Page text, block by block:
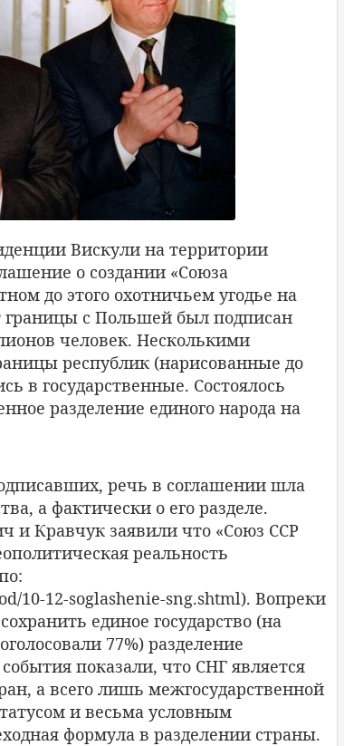
Вискули на территории
о создании «Союза
до этого охотничьем угодье на
границы с Польшей был подписан
человек. Несколькими
республик (нарисованные до
в государственные. Состоялось
разделение единого народа на
речь в соглашении шла
а фактически о его разделе.
и Кравчук заявили что «Союз ССР
реальность
10-12-soglashenie-sng.shtml). Вопреки
единое государство (на
77%) разделение
показали, что СНГ является
а всего лишь межгосударственной
и весьма условным
формула в разделении страны.